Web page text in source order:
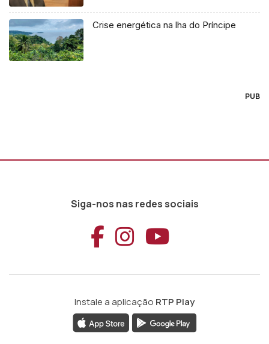
Crise energética na lha do Príncipe
PUB
Siga-nos nas redes sociais
Aceder ao
Aceder ao
Aceder
Instale a aplicação RTP Play